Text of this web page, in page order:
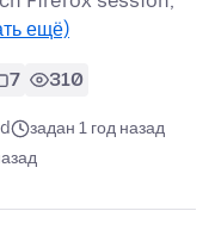
ещё)
7 310
задан 1 год назад